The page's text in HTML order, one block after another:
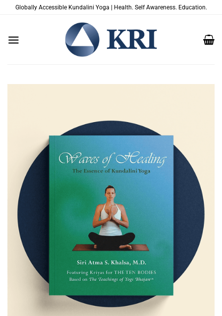
ZumGlobally Accessible Kundalini Yoga | Health. Self Awareness. Education.